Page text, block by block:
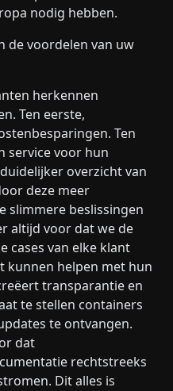
nodig hebben.
de voordelen van uw
herkennen
Ten eerste,
Ten
service voor hun
overzicht van
deze meer
slimmere beslissingen
altijd voor dat we de
cases van elke klant
kunnen helpen met hun
transparantie en
te stellen containers
te ontvangen.
dat
rechtstreeks
Dit alles is